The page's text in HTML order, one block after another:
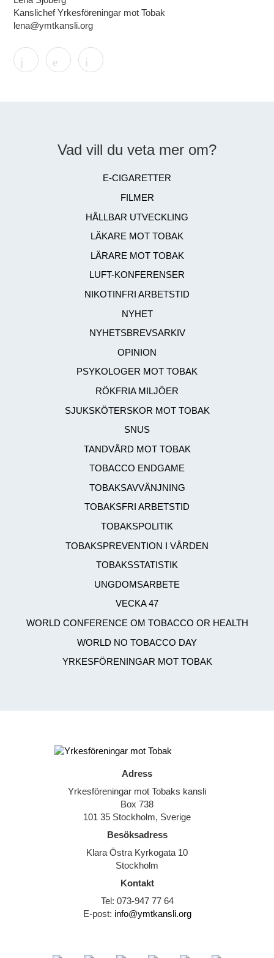
Kanslichef Yrkesföreningar mot Tobak
lena@ymtkansli.org
Vad vill du veta mer om?
E-CIGARETTER
FILMER
HÅLLBAR UTVECKLING
LÄKARE MOT TOBAK
LÄRARE MOT TOBAK
LUFT-KONFERENSER
NIKOTINFRI ARBETSTID
NYHET
NYHETSBREVSARKIV
OPINION
PSYKOLOGER MOT TOBAK
RÖKFRIA MILJÖER
SJUKSKÖTERSKOR MOT TOBAK
SNUS
TANDVÅRD MOT TOBAK
TOBACCO ENDGAME
TOBAKSAVVÄNJNING
TOBAKSFRI ARBETSTID
TOBAKSPOLITIK
TOBAKSPREVENTION I VÅRDEN
TOBAKSSTATISTIK
UNGDOMSARBETE
VECKA 47
WORLD CONFERENCE OM TOBACCO OR HEALTH
WORLD NO TOBACCO DAY
YRKESFÖRENINGAR MOT TOBAK
Adress
Yrkesföreningar mot Tobaks kansli
Box 738
101 35 Stockholm, Sverige
Besöksadress
Klara Östra Kyrkogata 10
Stockholm
Kontakt
Tel: 073-947 77 64
E-post: info@ymtkansli.org